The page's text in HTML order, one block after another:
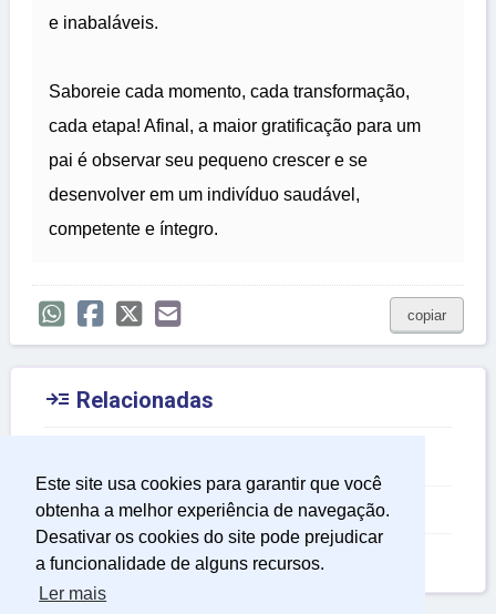
Este site usa cookies para garantir que você
obtenha a melhor experiência de navegação.
Desativar os cookies do site pode prejudicar
a funcionalidade de alguns recursos.
Ler mais
e inabaláveis.
Saboreie cada momento, cada transformação,
cada etapa! Afinal, a maior gratificação para um
pai é observar seu pequeno crescer e se
desenvolver em um indivíduo saudável,
competente e íntegro.
copiar
 Relacionadas
Mensagem Dia dos Pais
Mensagem de Nascimento